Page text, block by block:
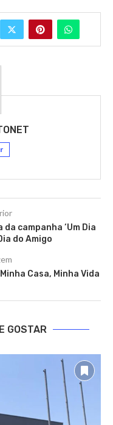
campanha ‘Um Dia
do Amigo
Casa, Minha Vida
GOSTAR